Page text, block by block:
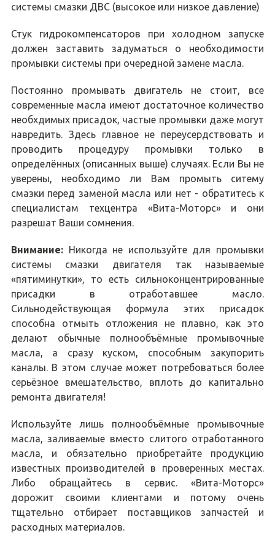
системы смазки ДВС (высокое или низкое давление)
Стук гидрокомпенсаторов при холодном запуске
должен заставить задуматься о необходимости
промывки системы при очередной замене масла.
Постоянно промывать двигатель не стоит, все
современные масла имеют достаточное количество
необхдимых присадок, частые промывки даже могут
навредить. Здесь главное не переусердствовать и
проводить процедуру промывки только в
определённых (описанных выше) случаях. Если Вы не
уверены, необходимо ли Вам промыть ситему
смазки перед заменой масла или нет - обратитесь к
специалистам техцентра «Вита-Моторс» и они
разрешат Ваши сомнения.
Внимание:Никогда не используйте для промывки
системы смазки двигателя так называемые
«пятиминутки», то есть сильноконцентрированные
присадки в отработавшее масло.
Сильнодействующая формула этих присадок
способна отмыть отложения не плавно, как это
делают обычные полнообъёмные промывочные
масла, а сразу куском, способным закупорить
каналы. В этом случае может потребоваться более
серьёзное вмешательство, вплоть до капитально
ремонта двигателя!
Используйте лишь полнообъёмные промывочные
масла, заливаемые вместо слитого отработанного
масла, и обязательно приобретайте продукцию
известных производителей в проверенных местах.
Либо обращайтесь в сервис. «Вита-Моторс»
дорожит своими клиентами и потому очень
тщательно отбирает поставщиков запчастей и
расходных материалов.